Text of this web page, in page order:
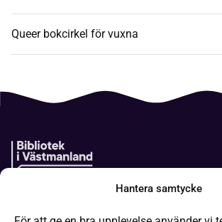
Hantera samtycke
Queer bokcirkel för vuxna